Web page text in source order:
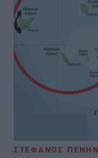
ΣΤΕΦΑΝΟΣ